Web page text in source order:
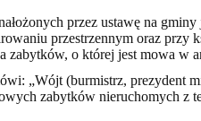
przez ustawę na
przestrzennym oraz przy
zabytków, o której jest mowa w
„Wójt (burmistrz, prezydent
zabytków nieruchomych z